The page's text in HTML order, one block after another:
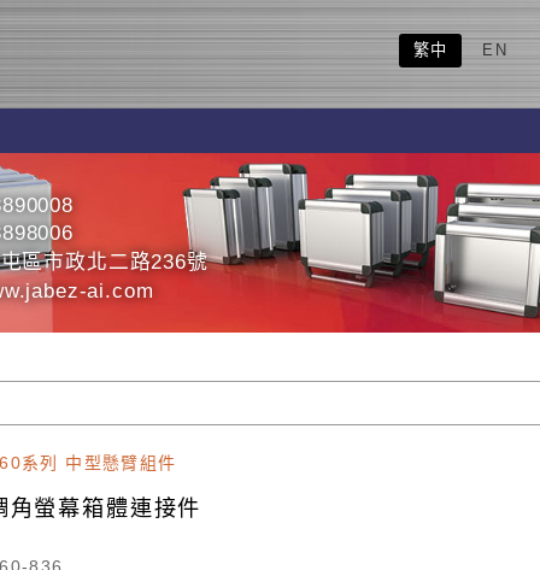
繁中 EN
區市政北二路236號
ai.com
系列 中型懸臂組件
角螢幕箱體連接件